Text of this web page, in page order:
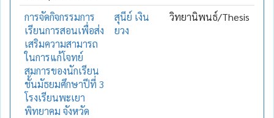
การจัดกิจกรรมการ
เรียนการสอนเพื่อส่ง
เสริมความสามารถ
ในการแก้โจทย์
สมการของนักเรียน
ชั้นมัธยมศึกษาปีที่ 3
โรงเรียนพะเยา
พิทยาคม จังหวัด
สุนีย์ เงิน
ยวง
วิทยานิพนธ์/Thesis